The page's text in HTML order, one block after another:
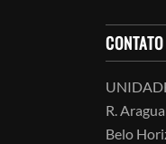
CONTATO
R.
Belo